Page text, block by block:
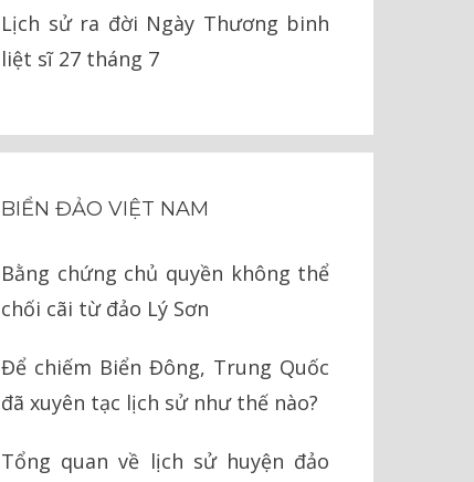
Lịch sử ra đời Ngày Thương binh
liệt sĩ 27 tháng 7
BIỂN ĐẢO VIỆT NAM
Bằng chứng chủ quyền không thể
chối cãi từ đảo Lý Sơn
Để chiếm Biển Đông, Trung Quốc
đã xuyên tạc lịch sử như thế nào?
Tổng quan về lịch sử huyện đảo